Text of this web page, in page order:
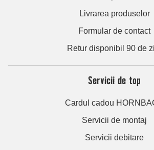
Livrarea produselor
Formular de contact
Retur disponibil 90 de
Servicii de top
Cardul cadou
Servicii de montaj
Servicii debitare